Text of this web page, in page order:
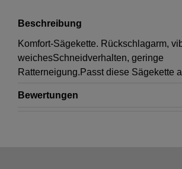
Beschreibung
Komfort-Sägekette. Rückschlagarm,
weichesSchneidverhalten, geringe
Ratterneigung.Passt diese Sägekette
Bewertungen